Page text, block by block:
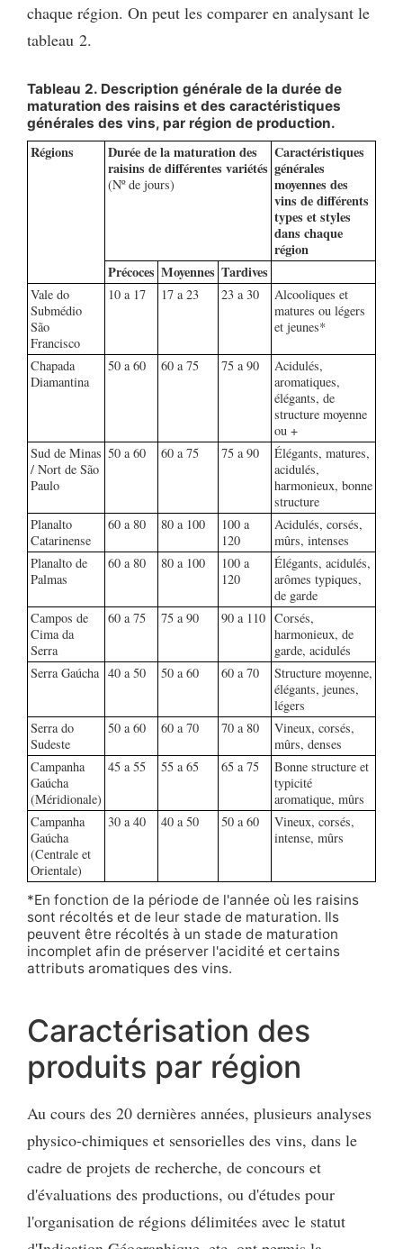
chaque région. On peut les comparer en analysant le
tableau 2.
Tableau 2. Description générale de la durée de
maturation des raisins et des caractéristiques
générales des vins, par région de production.
Régions
Durée de la maturation des
raisins de différentes variétés
(Nº de jours)
Caractéristiques
générales
moyennes des
vins de différents
types et styles
dans chaque
région
Précoces Moyennes Tardives
Vale do
Submédio
São
Francisco
10 a 17 17 a 23 23 a 30
Alcooliques et
matures ou légers
et jeunes*
Chapada
Diamantina
50 a 60 60 a 75 75 a 90
Acidulés,
aromatiques,
élégants, de
structure moyenne
ou +
Sud de Minas
/ Nort de São
Paulo
50 a 60 60 a 75 75 a 90
Élégants, matures,
acidulés,
harmonieux, bonne
structure
Planalto
Catarinense
60 a 80 80 a 100
100 a
120
Acidulés, corsés,
mûrs, intenses
Planalto de
Palmas
60 a 80 80 a 100
100 a
120
Élégants, acidulés,
arômes typiques,
de garde
Campos de
Cima da
Serra
60 a 75 75 a 90 90 a 110 Corsés,
harmonieux, de
garde, acidulés
Serra Gaúcha 40 a 50 50 a 60 60 a 70
Structure moyenne,
élégants, jeunes,
légers
Serra do
Sudeste
50 a 60 60 a 70 70 a 80
Vineux, corsés,
mûrs, denses
Campanha
Gaúcha
(Méridionale)
45 a 55 55 a 65 65 a 75
Bonne structure et
typicité
aromatique, mûrs
Campanha
Gaúcha
(Centrale et
Orientale)
30 a 40 40 a 50 50 a 60
Vineux, corsés,
intense, mûrs
*En fonction de la période de l'année où les raisins
sont récoltés et de leur stade de maturation. Ils
peuvent être récoltés à un stade de maturation
incomplet afin de préserver l'acidité et certains
attributs aromatiques des vins.
Caractérisation des
produits par région
Au cours des 20 dernières années, plusieurs analyses
physico-chimiques et sensorielles des vins, dans le
cadre de projets de recherche, de concours et
d'évaluations des productions, ou d'études pour
l'organisation de régions délimitées avec le statut